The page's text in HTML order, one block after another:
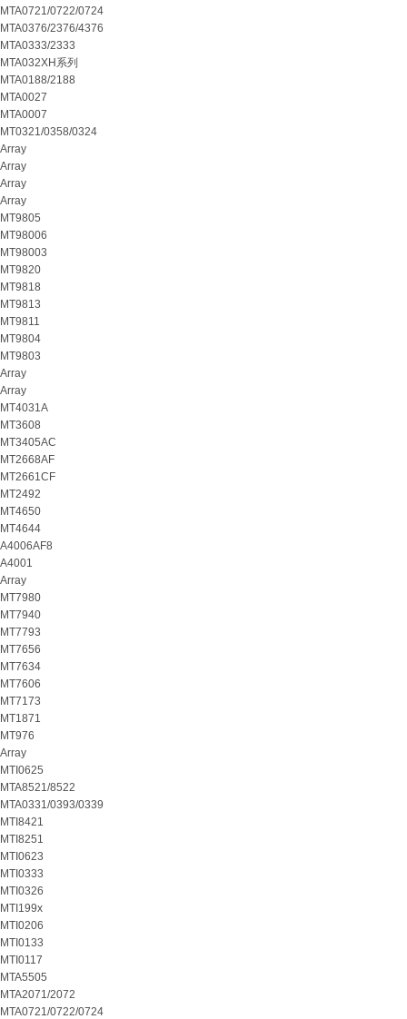
MTA0721/0722/0724
MTA0376/2376/4376
MTA0333/2333
MTA032XH系列
MTA0188/2188
MTA0027
MTA0007
MT0321/0358/0324
Array
Array
Array
Array
MT9805
MT98006
MT98003
MT9820
MT9818
MT9813
MT9811
MT9804
MT9803
Array
Array
MT4031A
MT3608
MT3405AC
MT2668AF
MT2661CF
MT2492
MT4650
MT4644
A4006AF8
A4001
Array
MT7980
MT7940
MT7793
MT7656
MT7634
MT7606
MT7173
MT1871
MT976
Array
MTI0625
MTA8521/8522
MTA0331/0393/0339
MTI8421
MTI8251
MTI0623
MTI0333
MTI0326
MTI199x
MTI0206
MTI0133
MTI0117
MTA5505
MTA2071/2072
MTA0721/0722/0724